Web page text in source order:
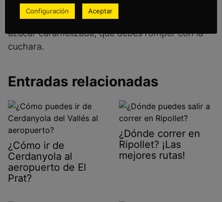
Una crema cubierta por una capa superficial de
azúcar caramelizada, que debes romper con la
cuchara.
Entradas relacionadas
¿Cómo ir de
Cerdanyola al
aeropuerto de El
Prat?
¿Dónde correr en
Ripollet? ¡Las
mejores rutas!
Configuración Aceptar